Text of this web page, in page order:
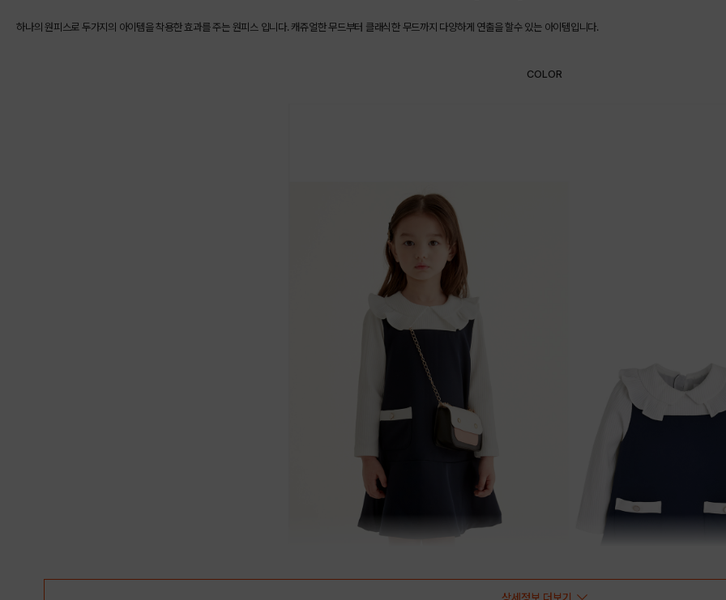
하나의 원피스로 두가지의 아이템을 착용한 효과를 주는 원피스 입니다. 캐쥬얼한 무드부터 클래식한 무드까지 다양하게 연출을 할수 있는 아이템입니다.
COLOR